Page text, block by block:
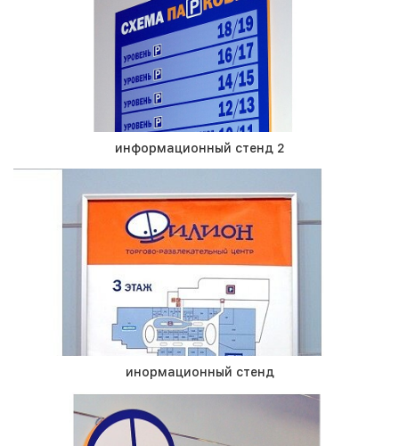
информационный стенд 2
инормационный стенд